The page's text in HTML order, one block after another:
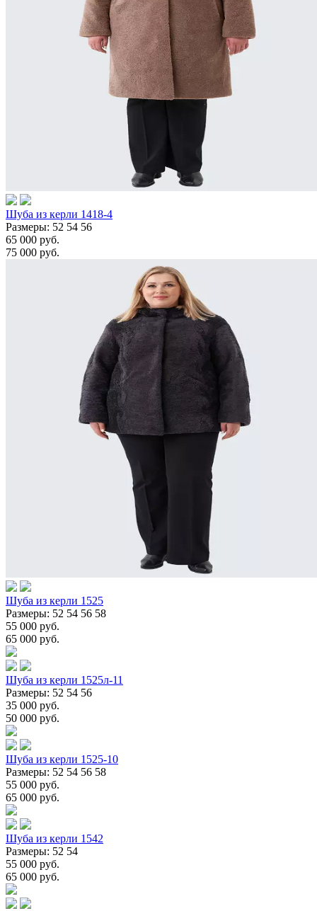
Шуба из керли 1418-4
Размеры: 52 54 56
65 000 руб.
75 000 руб.
Шуба из керли 1525
Размеры: 52 54 56 58
55 000 руб.
65 000 руб.
Шуба из керли 1525л-11
Размеры: 52 54 56
35 000 руб.
50 000 руб.
Шуба из керли 1525-10
Размеры: 52 54 56 58
55 000 руб.
65 000 руб.
Шуба из керли 1542
Размеры: 52 54
55 000 руб.
65 000 руб.